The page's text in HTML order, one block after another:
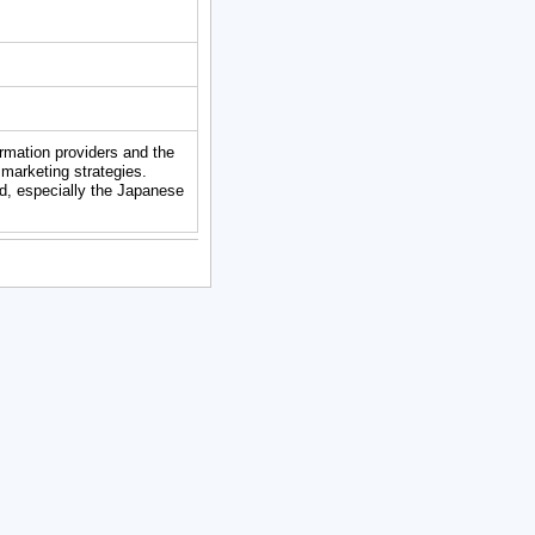
providers and the
strategies.
especially the Japanese